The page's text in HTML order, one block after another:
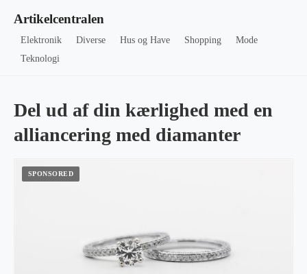
Artikelcentralen
Elektronik Diverse Hus og Have Shopping
Mode
Teknologi
Del ud af din kærlighed med en
alliancering med diamanter